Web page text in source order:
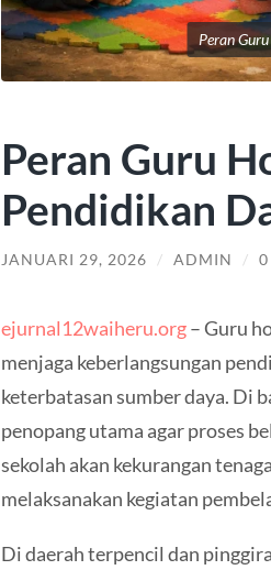
Peran
Peran Guru
Pendidikan
JANUARI 29, 2026 / ADMIN / 0
ejurnal12waiheru.org– Guru
menjaga keberlangsungan
keterbatasan sumber daya. Di
penopang utama agar proses
sekolah akan kekurangan
melaksanakan kegiatan
Di daerah terpencil dan